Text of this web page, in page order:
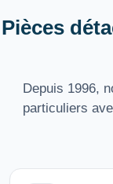
Pièces
Depuis 1996,
particuliers